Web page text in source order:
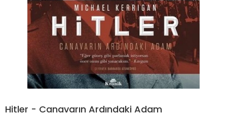
Hitler - Canavarın Ardındaki Adam